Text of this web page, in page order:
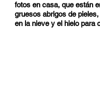
fotos en casa, que están
gruesos abrigos de
en la nieve y el hielo para